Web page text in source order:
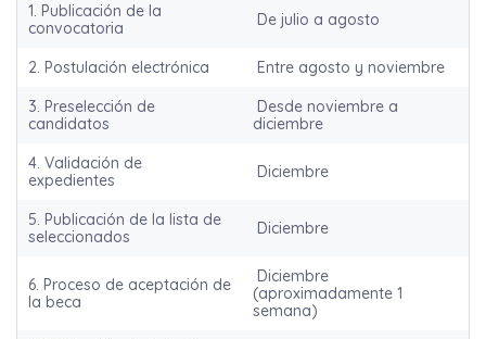
1. Publicación de la
convocatoria
De julio a agosto
2. Postulación electrónica
Entre agosto y noviembre
3. Preselección de
candidatos
Desde noviembre a
diciembre
4. Validación de
expedientes
Diciembre
5. Publicación de la lista de
seleccionados
Diciembre
6. Proceso de aceptación de
la beca
Diciembre
(aproximadamente 1
semana)